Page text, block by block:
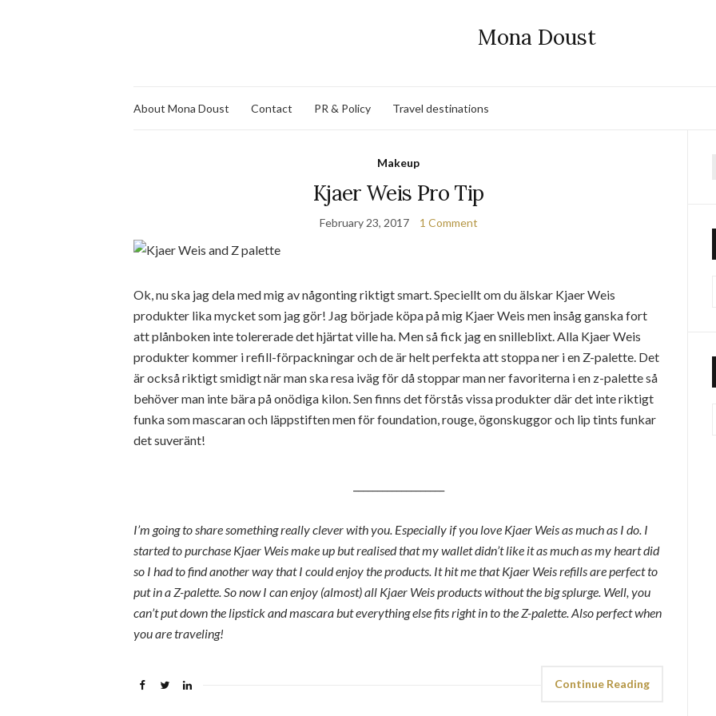
Mona Doust
About Mona Doust Contact PR & Policy Travel destinations
Makeup
Kjaer Weis Pro Tip
February 23, 2017 1 Comment
Ok, nu ska jag dela med mig av någonting riktigt smart. Speciellt om du älskar Kjaer Weis
produkter lika mycket som jag gör! Jag började köpa på mig Kjaer Weis men insåg ganska fort
att plånboken inte tolererade det hjärtat ville ha. Men så fick jag en snilleblixt. Alla Kjaer Weis
produkter kommer i refill-förpackningar och de är helt perfekta att stoppa ner i en Z-palette. Det
är också riktigt smidigt när man ska resa iväg för då stoppar man ner favoriterna i en z-palette så
behöver man inte bära på onödiga kilon. Sen finns det förstås vissa produkter där det inte riktigt
funka som mascaran och läppstiften men för foundation, rouge, ögonskuggor och lip tints funkar
det suveränt!
I’m going to share something really clever with you. Especially if you love Kjaer Weis as much as I do. I
started to purchase Kjaer Weis make up but realised that my wallet didn’t like it as much as my heart did
so I had to find another way that I could enjoy the products. It hit me that Kjaer Weis refills are perfect to
put in a Z-palette. So now I can enjoy (almost) all Kjaer Weis products without the big splurge. Well, you
can’t put down the lipstick and mascara but everything else fits right in to the Z-palette. Also perfect when
you are traveling!
Continue Reading